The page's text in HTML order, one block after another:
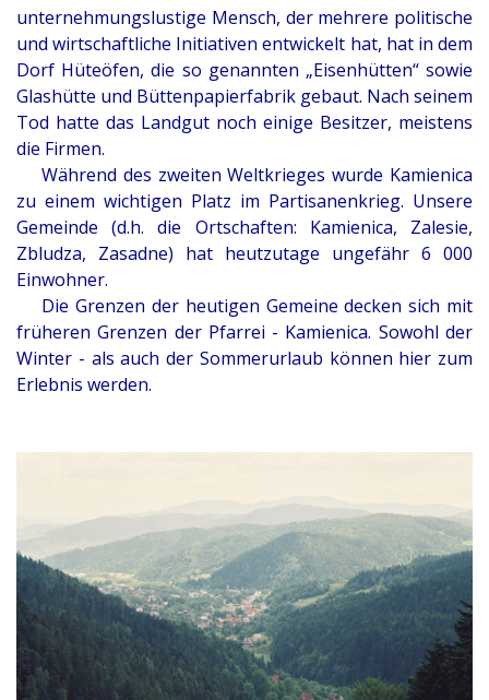
unternehmungslustige Mensch, der mehrere politische
und wirtschaftliche Initiativen entwickelt hat, hat in dem
Dorf Hüteöfen, die so genannten „Eisenhütten“ sowie
Glashütte und Büttenpapierfabrik gebaut. Nach seinem
Tod hatte das Landgut noch einige Besitzer, meistens
die Firmen.
Während des zweiten Weltkrieges wurde Kamienica
zu einem wichtigen Platz im Partisanenkrieg. Unsere
Gemeinde (d.h. die Ortschaften: Kamienica, Zalesie,
Zbludza, Zasadne) hat heutzutage ungefähr 6 000
Einwohner.
Die Grenzen der heutigen Gemeine decken sich mit
früheren Grenzen der Pfarrei - Kamienica. Sowohl der
Winter - als auch der Sommerurlaub können hier zum
Erlebnis werden.